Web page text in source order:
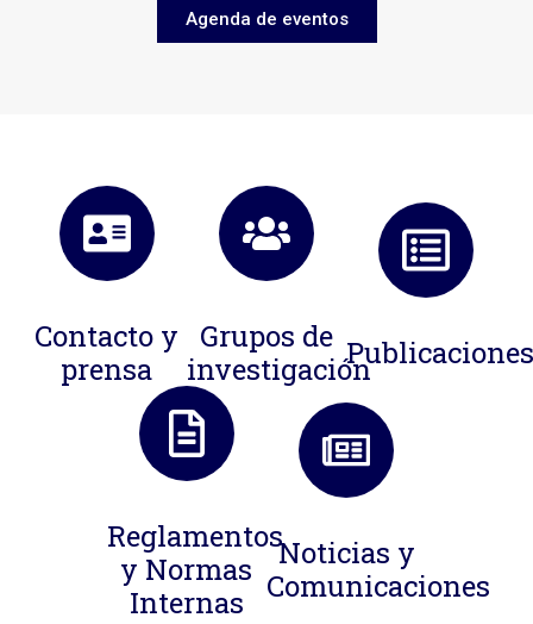
Agenda de eventos
Contacto y
prensa
Grupos de
investigación
Reglamentos
y Normas
Internas
Noticias y
Comunicaciones